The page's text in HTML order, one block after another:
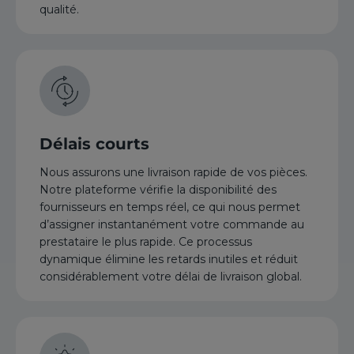
qualité.
Délais courts
Nous assurons une livraison rapide de vos pièces.
Notre plateforme vérifie la disponibilité des
fournisseurs en temps réel, ce qui nous permet
d’assigner instantanément votre commande au
prestataire le plus rapide. Ce processus
dynamique élimine les retards inutiles et réduit
considérablement votre délai de livraison global.